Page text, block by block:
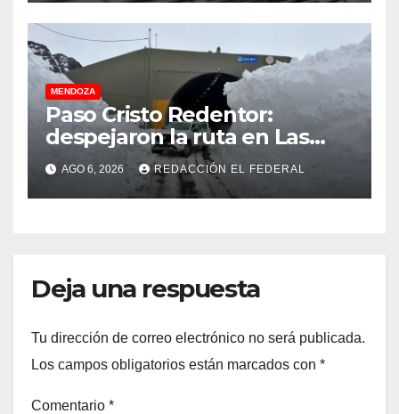
MENDOZA
Paso Cristo Redentor:
despejaron la ruta en Las
Cuevas antes de otro
temporal con unos 1.500
camiones varados
AGO 6, 2026 REDACCIÓN EL FEDERAL
Deja una respuesta
Tu dirección de correo electrónico no será publicada.
Los campos obligatorios están marcados con *
Comentario *